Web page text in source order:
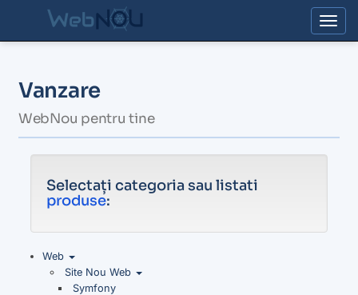
Vanzare
WebNou pentru tine
Selectați categoria sau listati
produse:
Web
Site Nou Web
Symfony